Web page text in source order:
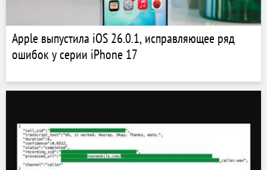
Apple выпустила iOS 26.0.1, исправляющее ряд
ошибок у серии iPhone 17